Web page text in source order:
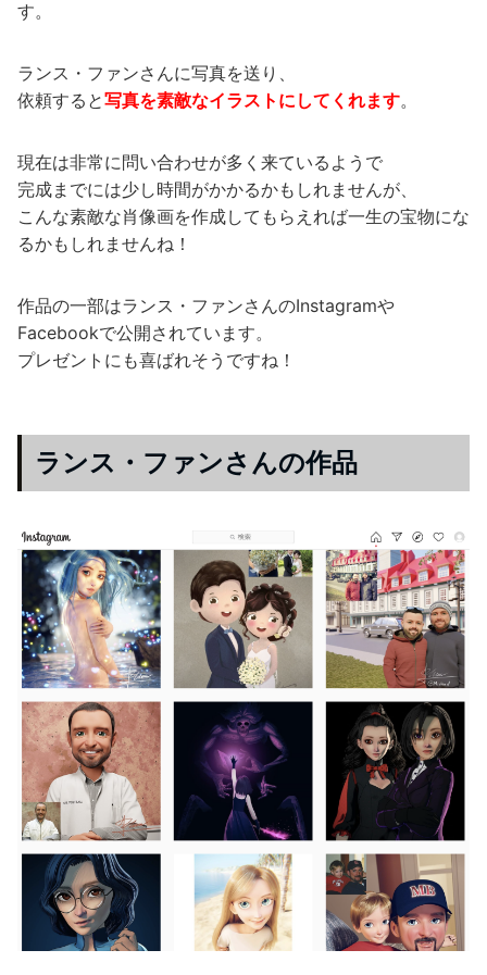
す。
ランス・ファンさんに写真を送り、
依頼すると写真を素敵なイラストにしてくれます。
現在は非常に問い合わせが多く来ているようで
完成までには少し時間がかかるかもしれませんが、
こんな素敵な肖像画を作成してもらえれば一生の宝物にな
るかもしれませんね！
作品の一部はランス・ファンさんのInstagramや
Facebookで公開されています。
プレゼントにも喜ばれそうですね！
ランス・ファンさんの作品